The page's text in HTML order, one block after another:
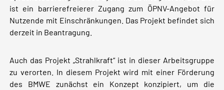
ist ein barrierefreierer Zugang zum ÖPNV-Angebot für
Nutzende mit Einschränkungen. Das Projekt befindet sich
derzeit in Beantragung.
Auch das Projekt „Strahlkraft“ ist in dieser Arbeitsgruppe
zu verorten. In diesem Projekt wird mit einer Förderung
des BMWE zunächst ein Konzept konzipiert, um die